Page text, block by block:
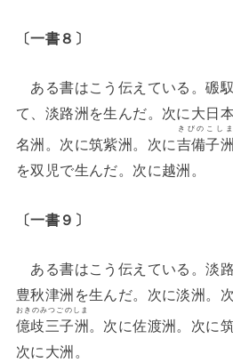
〔一書８〕
ある書はこう伝えている。磤
て、淡路洲を生んだ。次に大日
名洲。次に筑紫洲。次に吉備子洲
きびのこしま
を双児で生んだ。次に越洲。
〔一書９〕
ある書はこう伝えている。淡
豊秋津洲を生んだ。次に淡洲。
億歧三子洲
おきのみつごのしま
。次に佐渡洲。次に
次に大洲。